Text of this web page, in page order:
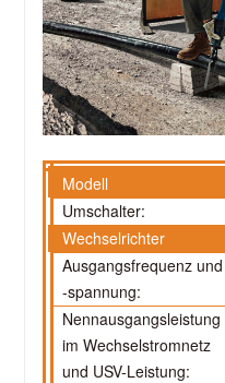
Modell
Umschalter:
Wechselrichter
Ausgangsfrequenz und
-spannung:
Nennausgangsleistung
im Wechselstromnetz
und USV-Leistung: